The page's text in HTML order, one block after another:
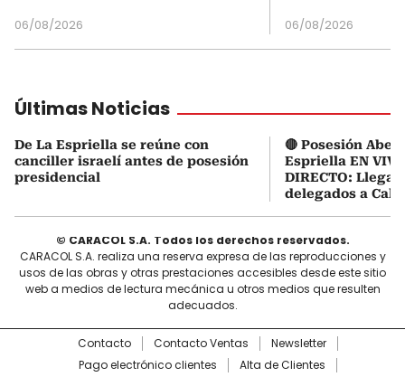
06/08/2026 06/08/2026
Últimas Noticias
De La Espriella se reúne con
canciller israelí antes de posesión
presidencial
🔴 Posesión
Espriella EN
DIRECTO:
delegados a Cali
© CARACOL S.A. Todos los derechos reservados.
CARACOL S.A. realiza una reserva expresa de las reproducciones y
usos de las obras y otras prestaciones accesibles desde este sitio
web a medios de lectura mecánica u otros medios que resulten
adecuados.
Contacto Contacto Ventas
Newsletter
Pago electrónico clientes
Alta de Clientes